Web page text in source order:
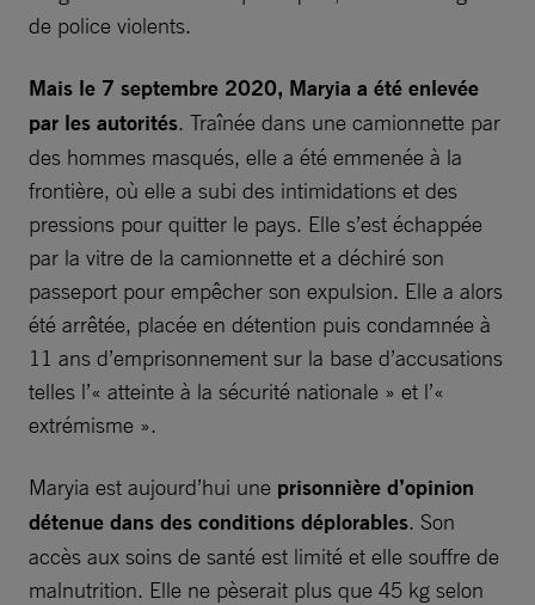
de police violents.
Mais le 7 septembre 2020, Maryia a été enlevée
par les autorités. Traînée dans une camionnette par
des hommes masqués, elle a été emmenée à la
frontière, où elle a subi des intimidations et des
pressions pour quitter le pays. Elle s’est échappée
par la vitre de la camionnette et a déchiré son
passeport pour empêcher son expulsion. Elle a alors
été arrêtée, placée en détention puis condamnée à
11 ans d’emprisonnement sur la base d’accusations
telles l’« atteinte à la sécurité nationale » et l’«
extrémisme ».
Maryia est aujourd’hui une prisonnière d’opinion
détenue dans des conditions déplorables. Son
accès aux soins de santé est limité et elle souffre de
malnutrition. Elle ne pèserait plus que 45 kg selon